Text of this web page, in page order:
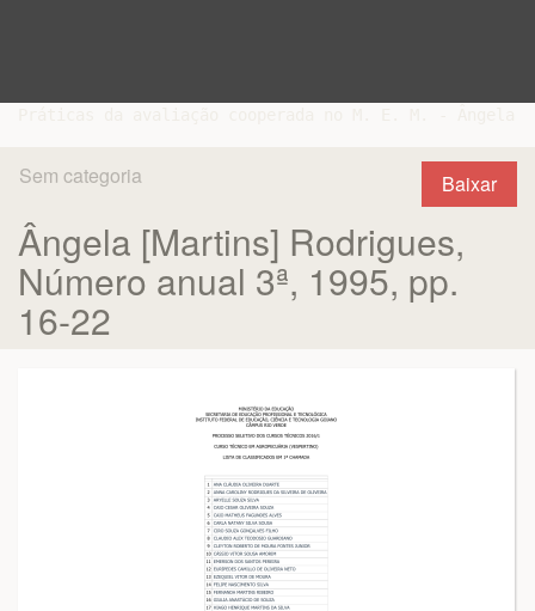
Baixar
Sem categoria
Ângela [Martins] Rodrigues,
Número anual 3ª, 1995, pp.
16-22